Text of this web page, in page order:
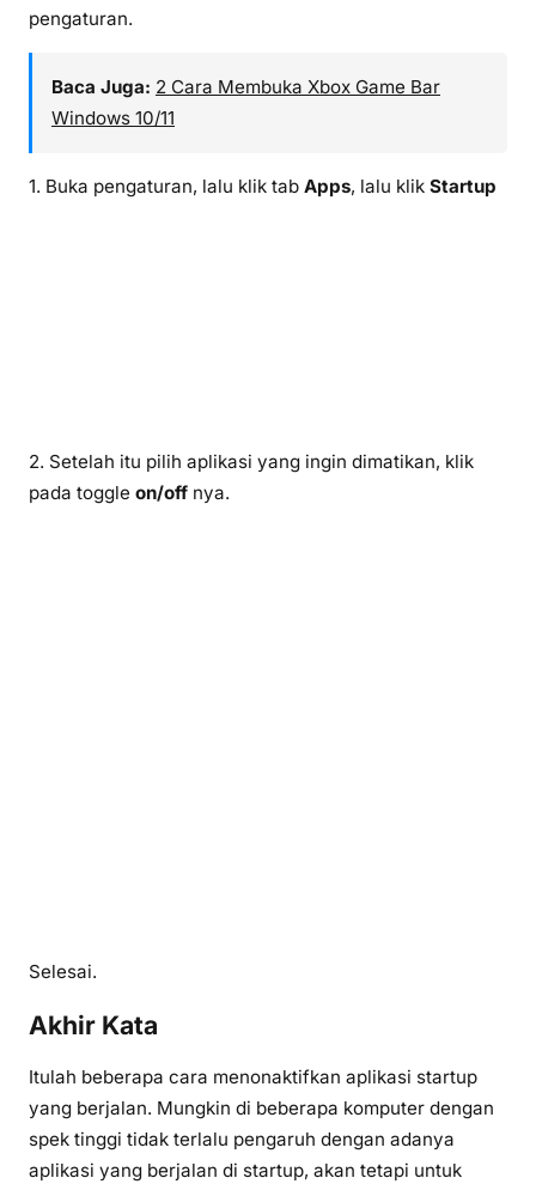
pengaturan.
Baca Juga: 2 Cara Membuka Xbox Game Bar
Windows 10/11
1. Buka pengaturan, lalu klik tab Apps, lalu klik Startup
2. Setelah itu pilih aplikasi yang ingin dimatikan, klik
pada toggle on/off nya.
Selesai.
Akhir Kata
Itulah beberapa cara menonaktifkan aplikasi startup
yang berjalan. Mungkin di beberapa komputer dengan
spek tinggi tidak terlalu pengaruh dengan adanya
aplikasi yang berjalan di startup, akan tetapi untuk